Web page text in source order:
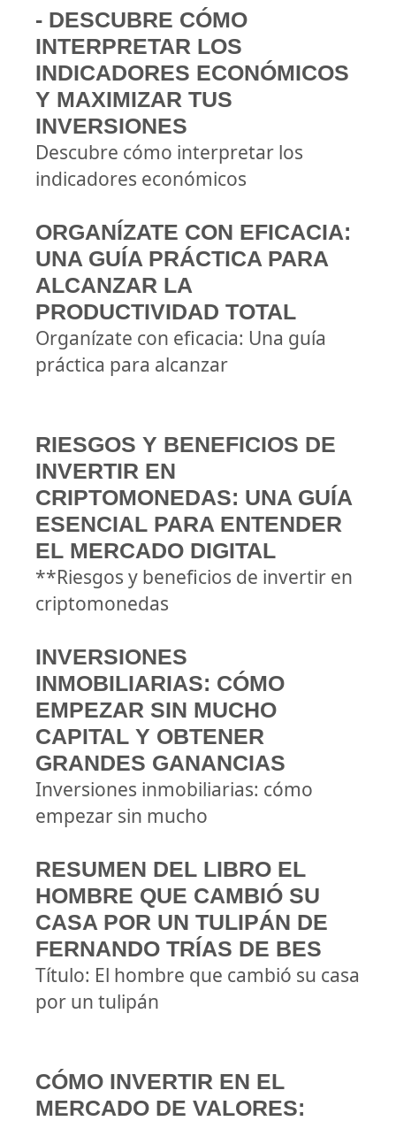
- DESCUBRE CÓMO
INTERPRETAR LOS
INDICADORES ECONÓMICOS
Y MAXIMIZAR TUS
INVERSIONES
Descubre cómo interpretar los
indicadores económicos
ORGANÍZATE CON EFICACIA:
UNA GUÍA PRÁCTICA PARA
ALCANZAR LA
PRODUCTIVIDAD TOTAL
Organízate con eficacia: Una guía
práctica para alcanzar
RIESGOS Y BENEFICIOS DE
INVERTIR EN
CRIPTOMONEDAS: UNA GUÍA
ESENCIAL PARA ENTENDER
EL MERCADO DIGITAL
**Riesgos y beneficios de invertir en
criptomonedas
INVERSIONES
INMOBILIARIAS: CÓMO
EMPEZAR SIN MUCHO
CAPITAL Y OBTENER
GRANDES GANANCIAS
Inversiones inmobiliarias: cómo
empezar sin mucho
RESUMEN DEL LIBRO EL
HOMBRE QUE CAMBIÓ SU
CASA POR UN TULIPÁN DE
FERNANDO TRÍAS DE BES
Título: El hombre que cambió su casa
por un tulipán
CÓMO INVERTIR EN EL
MERCADO DE VALORES: